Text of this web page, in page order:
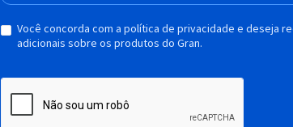
Você concorda com a política de privacidade e deseja
adicionais sobre os produtos do Gran.